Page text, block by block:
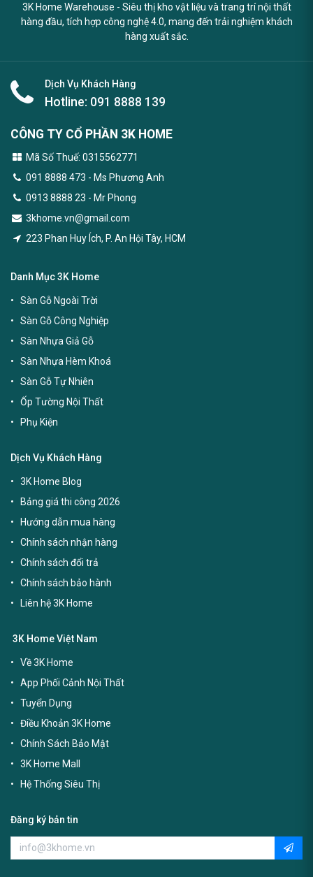
3K Home Warehouse - Siêu thị kho vật liệu và trang trí nội thất
hàng đầu, tích hợp công nghệ 4.0, mang đến trải nghiệm khách
hàng xuất sắc.
Dịch Vụ Khách Hàng
Hotline: 091 8888 139
CÔNG TY CỔ PHẦN 3K HOME
Mã Số Thuế: 0315562771
091 8888 473 - Ms Phương Anh
0913 8888 23 - Mr Phong
3khome.vn@gmail.com
223 Phan Huy Ích, P. An Hội Tây, HCM
Danh Mục 3K Home
Sàn Gỗ Ngoài Trời
Sàn Gỗ Công Nghiệp
Sàn Nhựa Giả Gỗ
Sàn Nhựa Hèm Khoá
Sàn Gỗ Tự Nhiên
Ốp Tường Nội Thất
Phụ Kiện
Dịch Vụ Khách Hàng
3K Home Blog
Bảng giá thi công 2026
Hướng dẫn mua hàng
Chính sách nhận hàng
Chính sách đổi trả
Chính sách bảo hành
Liên hệ 3K Home
3K Home Việt Nam
Về 3K Home
App Phối Cảnh Nội Thất
Tuyển Dụng
Điều Khoản 3K Home
Chính Sách Bảo Mật
3K Home Mall
Hệ Thống Siêu Thị
Đăng ký bản tin